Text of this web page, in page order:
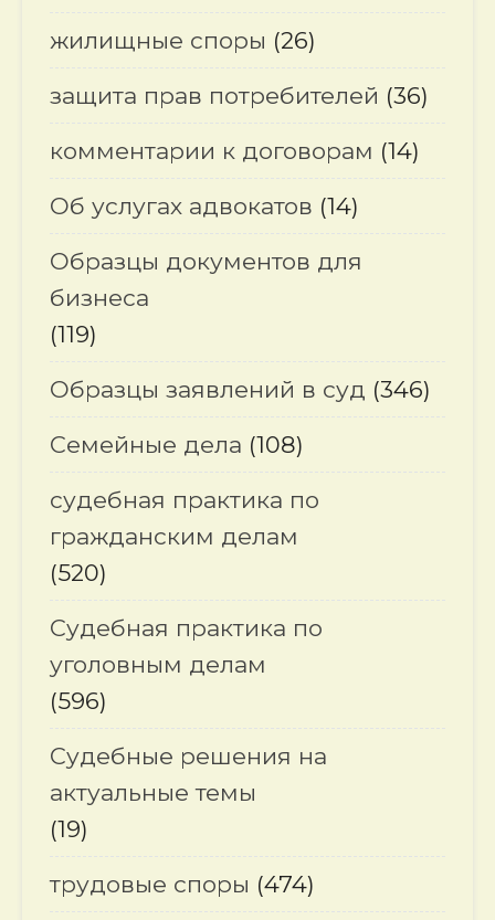
жилищные споры (26)
защита прав потребителей (36)
комментарии к договорам (14)
Об услугах адвокатов (14)
Образцы документов для
бизнеса
(119)
Образцы заявлений в суд (346)
Семейные дела (108)
судебная практика по
гражданским делам
(520)
Судебная практика по
уголовным делам
(596)
Судебные решения на
актуальные темы
(19)
трудовые споры (474)